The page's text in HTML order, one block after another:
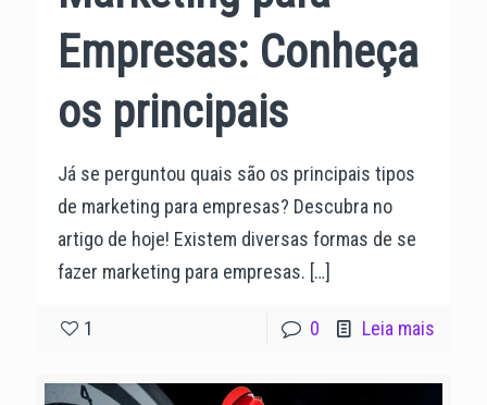
Empresas: Conheça
os principais
Já se perguntou quais são os principais tipos
de marketing para empresas? Descubra no
artigo de hoje! Existem diversas formas de se
fazer marketing para empresas. […]
1 0 Leia mais